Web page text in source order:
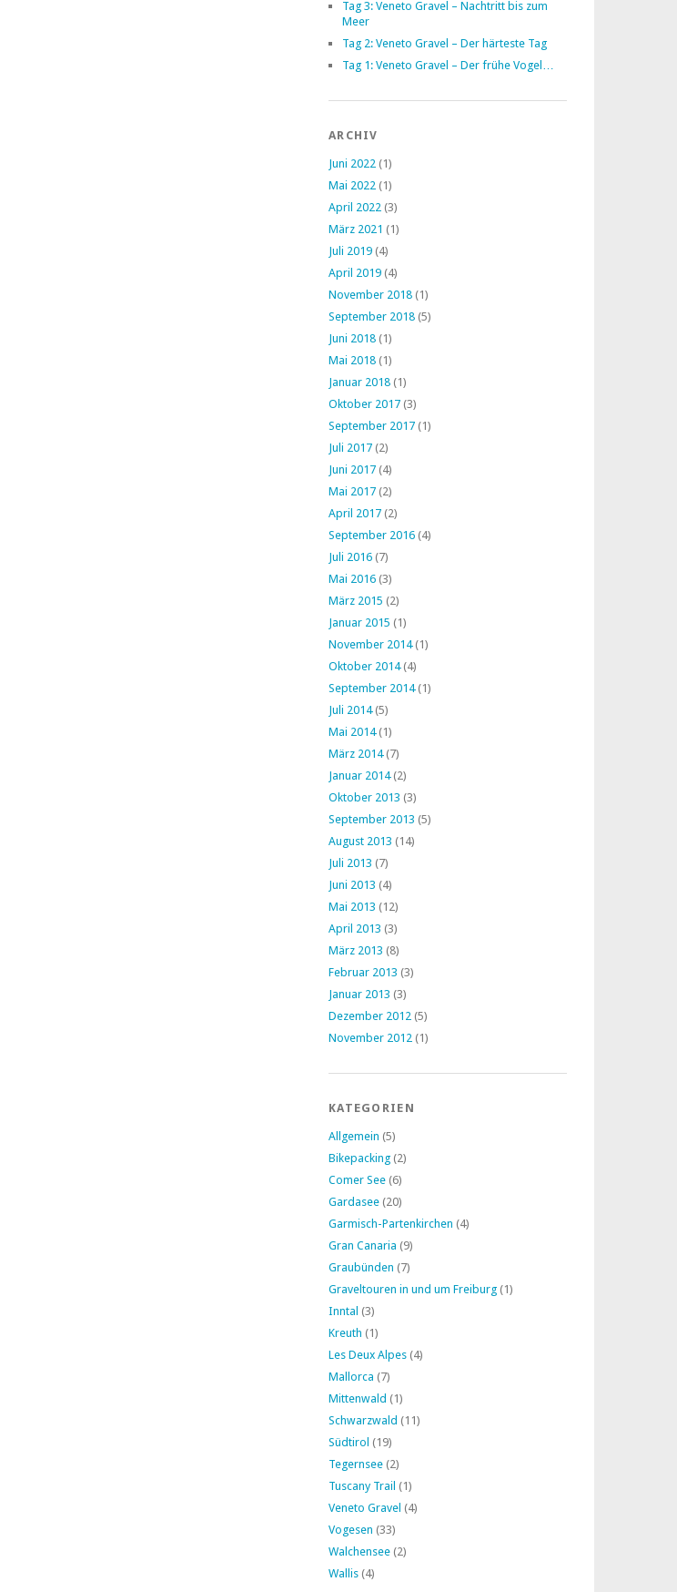
Tag 3: Veneto Gravel – Nachtritt bis zum
Meer
Tag 2: Veneto Gravel – Der härteste Tag
Tag 1: Veneto Gravel – Der frühe Vogel…
ARCHIV
Juni 2022 (1)
Mai 2022 (1)
April 2022 (3)
März 2021 (1)
Juli 2019 (4)
April 2019 (4)
November 2018 (1)
September 2018 (5)
Juni 2018 (1)
Mai 2018 (1)
Januar 2018 (1)
Oktober 2017 (3)
September 2017 (1)
Juli 2017 (2)
Juni 2017 (4)
Mai 2017 (2)
April 2017 (2)
September 2016 (4)
Juli 2016 (7)
Mai 2016 (3)
März 2015 (2)
Januar 2015 (1)
November 2014(1)
Oktober 2014(4)
September 2014(1)
Juli 2014(5)
Mai 2014(1)
März 2014(7)
Januar 2014(2)
Oktober 2013 (3)
September 2013 (5)
August 2013 (14)
Juli 2013 (7)
Juni 2013 (4)
Mai 2013 (12)
April 2013 (3)
März 2013 (8)
Februar 2013 (3)
Januar 2013 (3)
Dezember 2012 (5)
November 2012 (1)
KATEGORIEN
Allgemein (5)
Bikepacking (2)
Comer See (6)
Gardasee (20)
Garmisch-Partenkirchen (4)
Gran Canaria (9)
Graubünden (7)
Graveltouren in und um Freiburg (1)
Inntal (3)
Kreuth (1)
Les Deux Alpes (4)
Mallorca (7)
Mittenwald (1)
Schwarzwald (11)
Südtirol (19)
Tegernsee (2)
Tuscany Trail (1)
Veneto Gravel (4)
Vogesen (33)
Walchensee (2)
Wallis (4)